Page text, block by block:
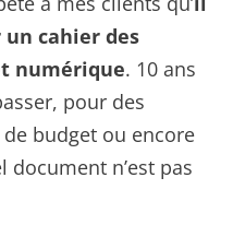
cahier des
numérique. 10 ans
pour des
budget ou encore
document n’est pas